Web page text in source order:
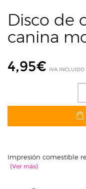
Disco de
canina
4,95€ IVA INCLUIDO
Impresión comestible